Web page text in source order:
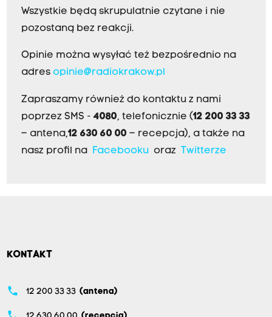
Wszystkie będą skrupulatnie czytane i nie
pozostaną bez reakcji.
Opinie można wysyłać też bezpośrednio na
adres opinie@radiokrakow.pl
Zapraszamy również do kontaktu z nami
poprzez SMS - 4080, telefonicznie (12 200 33 33
– antena,12 630 60 00 – recepcja), a także na
nasz profil na
Facebookuoraz Twitterze
KONTAKT
phone 12 200 33 33 (antena)